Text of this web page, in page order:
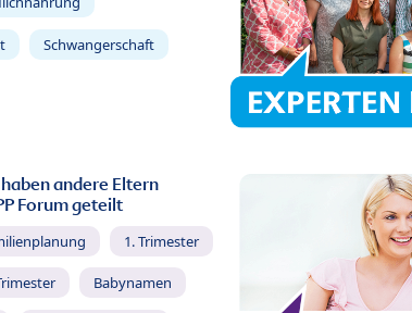
Schwangerschaft
andere Eltern
Forum geteilt
1. Trimester
Babynamen